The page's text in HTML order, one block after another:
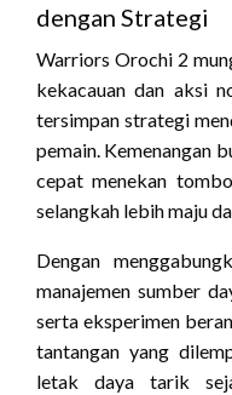
dengan Strategi
Warriors Orochi 2
kekacauan dan aksi
tersimpan strategi
pemain. Kemenangan
cepat menekan
selangkah lebih maju
Dengan
manajemen sumber
serta eksperimen
tantangan yang
letak daya tarik